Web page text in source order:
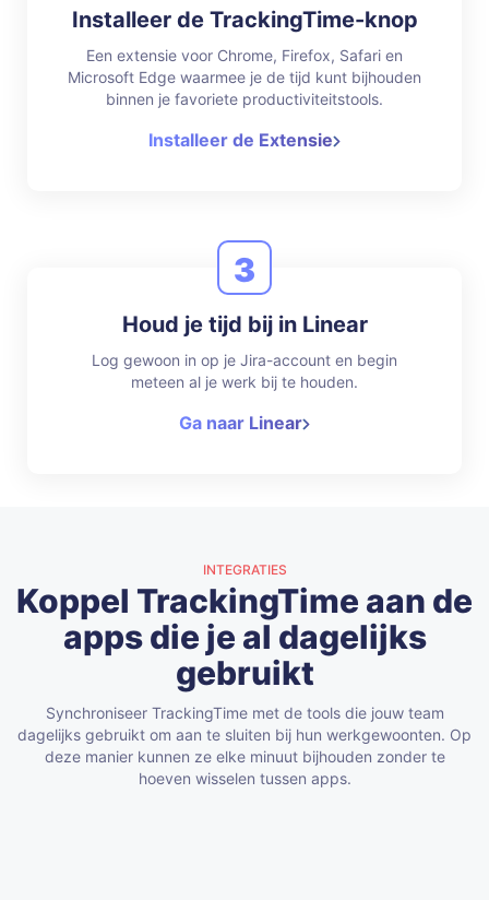
Installeer de TrackingTime-knop
Een extensie voor Chrome, Firefox, Safari en
Microsoft Edge waarmee je de tijd kunt bijhouden
binnen je favoriete productiviteitstools.
Installeer de Extensie
3
Houd je tijd bij in Linear
Log gewoon in op je Jira-account en begin
meteen al je werk bij te houden.
Ga naar Linear
INTEGRATIES
Koppel TrackingTime aan de
apps die je al dagelijks
gebruikt
Synchroniseer TrackingTime met de tools die jouw team
dagelijks gebruikt om aan te sluiten bij hun werkgewoonten. Op
deze manier kunnen ze elke minuut bijhouden zonder te
hoeven wisselen tussen apps.